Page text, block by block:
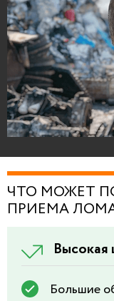
ЧТО МОЖЕТ
ПРИЕМА
Высокая
Большие